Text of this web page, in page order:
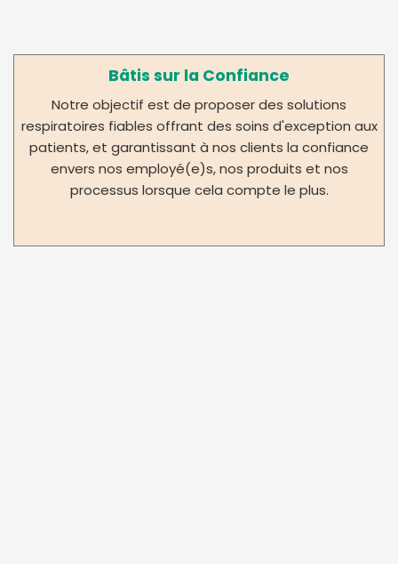
Bâtis sur la Confiance
Notre objectif est de proposer des solutions
respiratoires fiables offrant des soins d'exception aux
patients, et garantissant à nos clients la confiance
envers nos employé(e)s, nos produits et nos
processus lorsque cela compte le plus.